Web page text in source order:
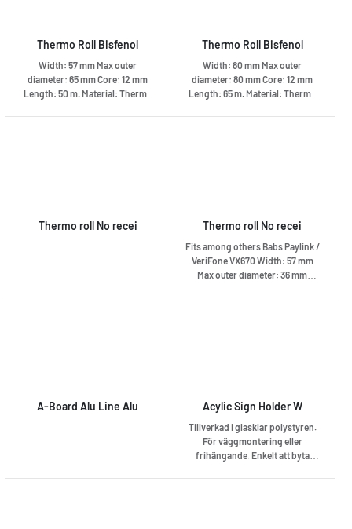
Thermo Roll Bisfenol
Width: 57 mm Max outer
diameter: 65 mm Core: 12 mm
Length: 50 m. Material: Thermo
Thermo Roll Bisfenol
Width: 80 mm Max outer
diameter: 80 mm Core: 12 mm
Length: 65 m. Material: Thermo
Thermo roll No recei Thermo roll No recei
Fits among others Babs Paylink /
VeriFone VX670 Width: 57 mm
Max outer diameter: 36 mm
A-Board Alu Line Alu Acylic Sign Holder W
Tillverkad i glasklar polystyren.
För väggmontering eller
frihängande. Enkelt att byta